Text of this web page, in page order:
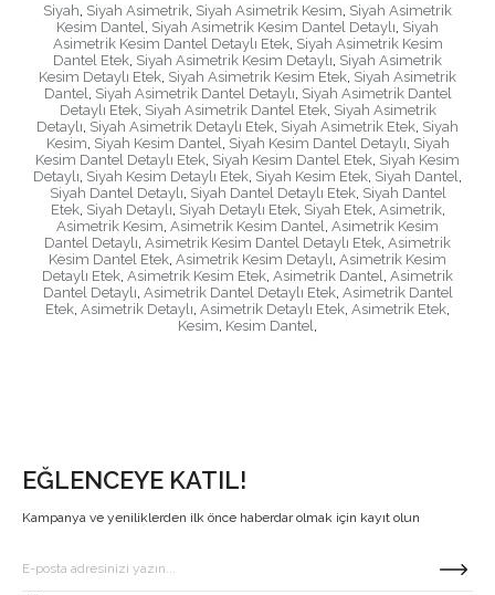
Siyah Siyah Asimetrik Siyah Asimetrik Kesim Siyah Asimetrik
Kesim Dantel Siyah Asimetrik Kesim Dantel Detaylı Siyah
Asimetrik Kesim Dantel Detaylı Etek, Siyah Asimetrik Kesim
Dantel Etek Siyah Asimetrik Kesim Detaylı Siyah Asimetrik
Kesim Detaylı Etek Siyah Asimetrik Kesim Etek Siyah Asimetrik
Dantel Siyah Asimetrik Dantel Detaylı Siyah Asimetrik Dantel
Detaylı Etek, Siyah Asimetrik Dantel Etek, Siyah Asimetrik
Detaylı Siyah Asimetrik Detaylı Etek Siyah Asimetrik Etek Siyah
Kesim Siyah Kesim Dantel Siyah Kesim Dantel Detaylı Siyah
Kesim Dantel Detaylı Etek Siyah Kesim Dantel Etek Siyah Kesim
Detaylı Siyah Kesim Detaylı Etek Siyah Kesim Etek Siyah Dantel
Siyah Dantel Detaylı Siyah Dantel Detaylı Etek, Siyah Dantel
Etek, Siyah Detaylı Siyah Detaylı Etek, Siyah Etek, Asimetrik,
Asimetrik Kesim Asimetrik Kesim Dantel Asimetrik Kesim
Dantel Detaylı Asimetrik Kesim Dantel Detaylı Etek Asimetrik
Kesim Dantel Etek Asimetrik Kesim Detaylı Asimetrik Kesim
Detaylı Etek Asimetrik Kesim Etek Asimetrik Dantel Asimetrik
Dantel Detaylı Asimetrik Dantel Detaylı Etek, Asimetrik Dantel
Etek Asimetrik Detaylı Asimetrik Detaylı Etek Asimetrik Etek
Kesim Kesim Dantel
EĞLENCEYE KATIL!
Kampanya ve yeniliklerden ilk önce haberdar olmak için kayıt olun